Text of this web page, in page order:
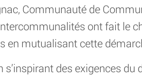
Communauté de
ont fait le
en mutualisant cette
s’inspirant des exigences